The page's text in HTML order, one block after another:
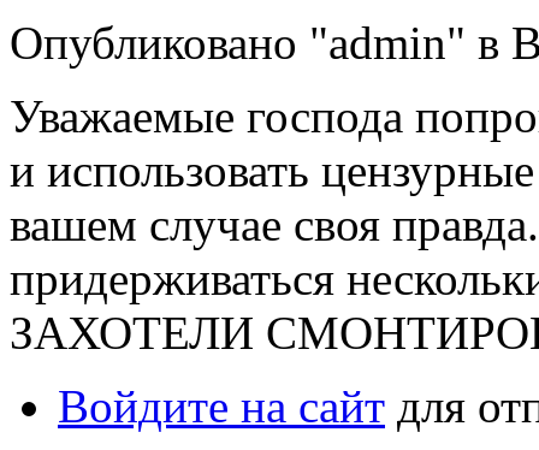
Опубликовано "admin" в
Уважаемые господа
и использовать
вашем случае своя
придерживаться
ЗАХОТЕЛИ
Войдите на сайт для